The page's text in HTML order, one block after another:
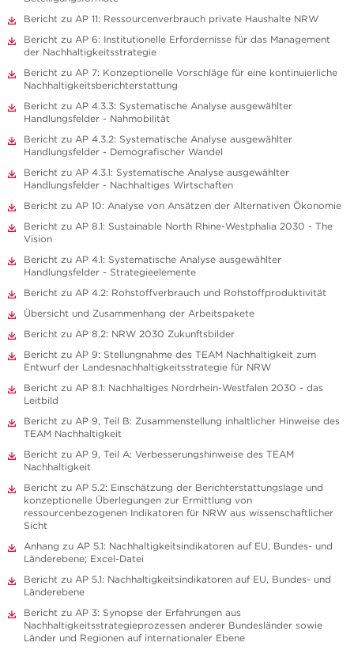
Bericht zu AP 11: Ressourcenverbrauch private Haushalte NRW
Bericht zu AP 6: Institutionelle Erfordernisse für das Management
der Nachhaltigkeitsstrategie
Bericht zu AP 7: Konzeptionelle Vorschläge für eine kontinuierliche
Nachhaltigkeitsberichterstattung
Bericht zu AP 4.3.3: Systematische Analyse ausgewählter
Handlungsfelder - Nahmobilität
Bericht zu AP 4.3.2: Systematische Analyse ausgewählter
Handlungsfelder - Demografischer Wandel
Bericht zu AP 4.3.1: Systematische Analyse ausgewählter
Handlungsfelder - Nachhaltiges Wirtschaften
Bericht zu AP 10: Analyse von Ansätzen der Alternativen Ökonomie
Bericht zu AP 8.1: Sustainable North Rhine-Westphalia 2030 - The
Vision
Bericht zu AP 4.1: Systematische Analyse ausgewählter
Handlungsfelder - Strategieelemente
Bericht zu AP 4.2: Rohstoffverbrauch und Rohstoffproduktivität
Übersicht und Zusammenhang der Arbeitspakete
Bericht zu AP 8.2: NRW 2030 Zukunftsbilder
Bericht zu AP 9: Stellungnahme des TEAM Nachhaltigkeit zum
Entwurf der Landesnachhaltigkeitsstrategie für NRW
Bericht zu AP 8.1: Nachhaltiges Nordrhein-Westfalen 2030 - das
Leitbild
Bericht zu AP 9, Teil B: Zusammenstellung inhaltlicher Hinweise des
TEAM Nachhaltigkeit
Bericht zu AP 9, Teil A: Verbesserungshinweise des TEAM
Nachhaltigkeit
Bericht zu AP 5.2: Einschätzung der Berichterstattungslage und
konzeptionelle Überlegungen zur Ermittlung von
ressourcenbezogenen Indikatoren für NRW aus wissenschaftlicher
Sicht
Anhang zu AP 5.1: Nachhaltigkeitsindikatoren auf EU, Bundes- und
Länderebene; Excel-Datei
Bericht zu AP 5.1: Nachhaltigkeitsindikatoren auf EU, Bundes- und
Länderebene
Bericht zu AP 3: Synopse der Erfahrungen aus
Nachhaltigkeitsstrategieprozessen anderer Bundesländer sowie
Länder und Regionen auf internationaler Ebene